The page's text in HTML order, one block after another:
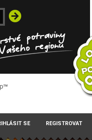
SE REGISTROVAT